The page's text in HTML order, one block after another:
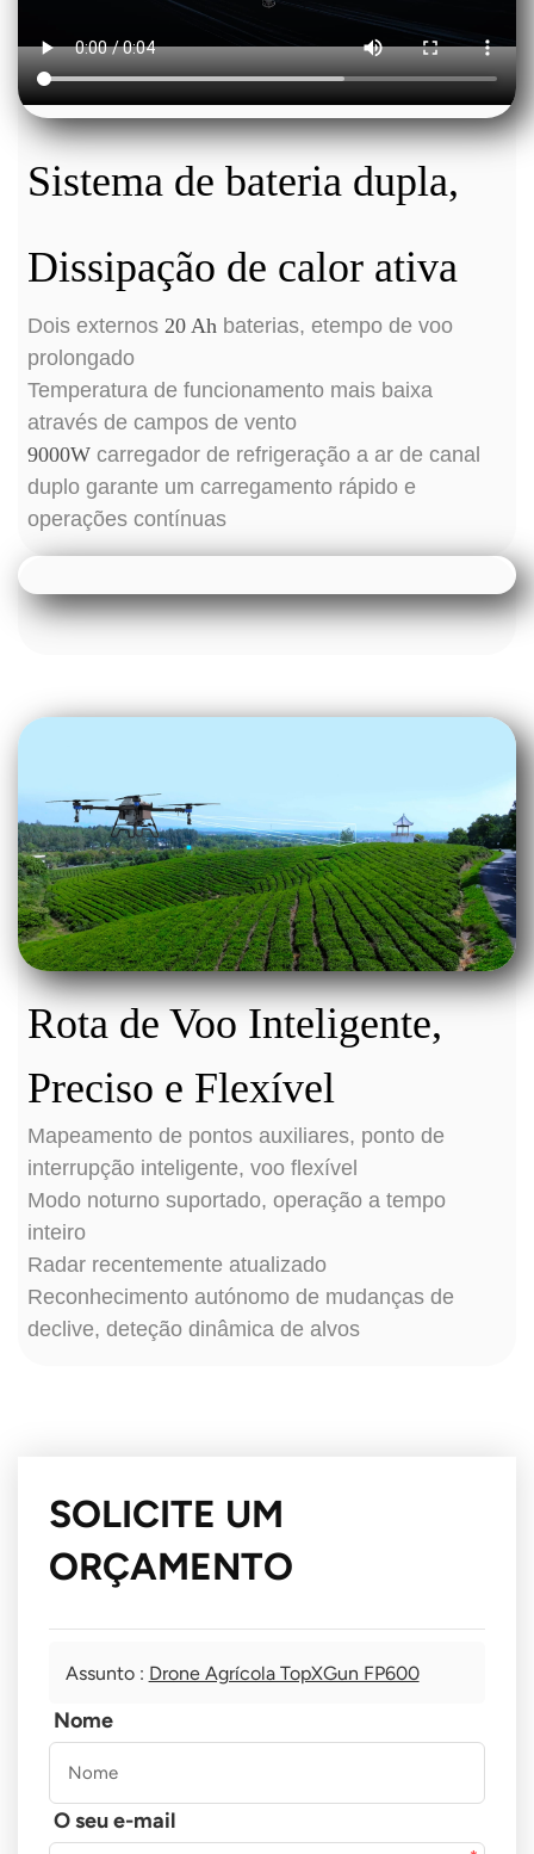
Sistema de bateria dupla,
Dissipação de calor ativa
Dois externos 20 Ah baterias, etempo de voo
prolongado
Temperatura de funcionamento mais baixa
através de campos de vento
9000W carregador de refrigeração a ar de canal
duplo garante um carregamento rápido e
operações contínuas
Rota de Voo Inteligente,
Preciso e Flexível
Mapeamento de pontos auxiliares, ponto de
interrupção inteligente, voo flexível
Modo noturno suportado, operação a tempo
inteiro
Radar recentemente atualizado
Reconhecimento autónomo de mudanças de
declive, deteção dinâmica de alvos
SOLICITE UM
ORÇAMENTO
Assunto : Drone Agrícola TopXGun FP600
Nome
O seu e-mail